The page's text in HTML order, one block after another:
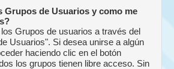
Grupos de Usuarios y como me
Grupos de usuarios a través del
Usuarios". Si desea unirse a algún
haciendo clic en el botón
los grupos tienen libre acceso. Sin